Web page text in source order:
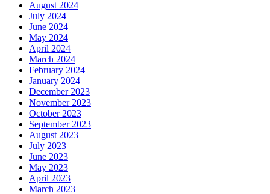
August 2024
July 2024
June 2024
May 2024
April 2024
March 2024
February 2024
January 2024
December 2023
November 2023
October 2023
September 2023
August 2023
July 2023
June 2023
May 2023
April 2023
March 2023